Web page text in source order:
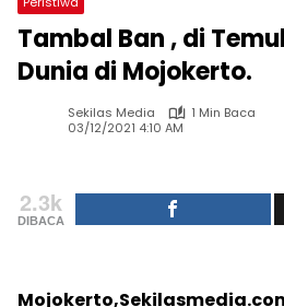
Tambal Ban , di
Dunia di Mojokerto.
Sekilas Media
1 Min Baca
03/12/2021 4:10 AM
2.3k
DIBACA